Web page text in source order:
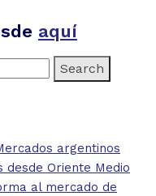
aquí
argentinos
Oriente Medio
al mercado de